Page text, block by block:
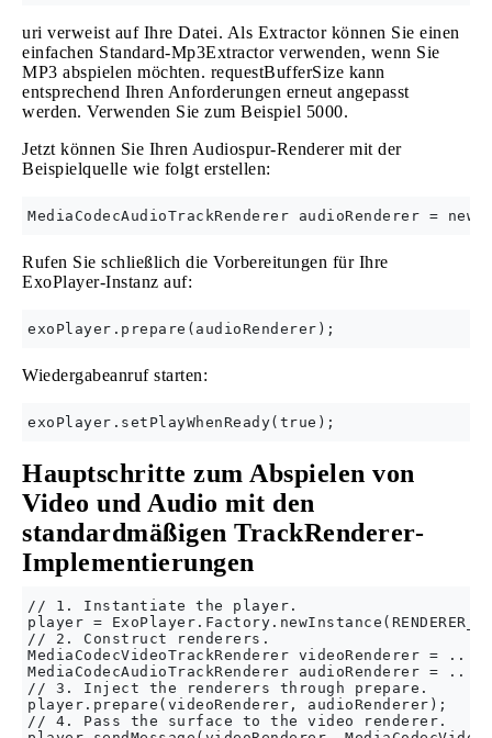
uri verweist auf Ihre Datei. Als Extractor können Sie einen
einfachen Standard-Mp3Extractor verwenden, wenn Sie
MP3 abspielen möchten. requestBufferSize kann
entsprechend Ihren Anforderungen erneut angepasst
werden. Verwenden Sie zum Beispiel 5000.
Jetzt können Sie Ihren Audiospur-Renderer mit der
Beispielquelle wie folgt erstellen:
Rufen Sie schließlich die Vorbereitungen für Ihre
ExoPlayer-Instanz auf:
Wiedergabeanruf starten:
Hauptschritte zum Abspielen von
Video und Audio mit den
standardmäßigen TrackRenderer-
Implementierungen
// 1. Instantiate the player.
player =
// 2. Construct renderers.
MediaCodecVideoTrackRenderer videoRenderer = ...
MediaCodecAudioTrackRenderer audioRenderer = ...
// 3. Inject the renderers through prepare.
player.prepare(videoRenderer, audioRenderer);
// 4. Pass the surface to the video renderer.